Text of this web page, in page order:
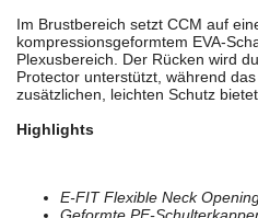
Im Brustbereich setzt CCM auf
kompressionsgeformtem EVA-
Plexusbereich. Der Rücken wird
Protector unterstützt, während
zusätzlichen, leichten Schutz
Highlights
E-FIT Flexible Neck